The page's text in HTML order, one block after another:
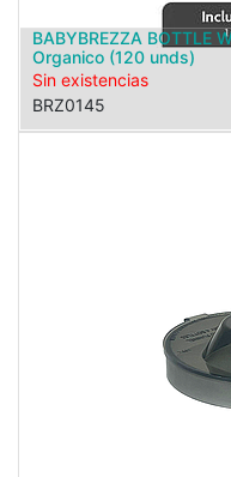
BABYBREZZA BOTTLE
Organico (120 unds)
Sin existencias
BRZ0145